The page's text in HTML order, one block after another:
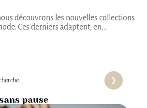
découvrons les nouvelles collections
Ces derniers adaptent, en…
pause